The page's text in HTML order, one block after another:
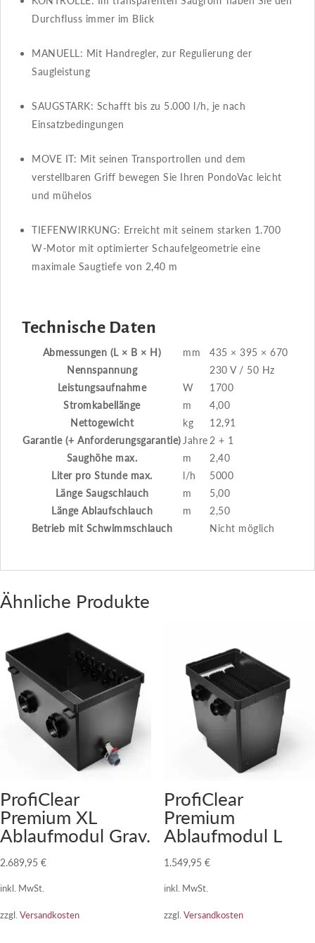
Durchfluss immer im Blick
MANUELL​​: Mit Handregler, zur Regulierung der
Saugleistung
SAUGSTARK​​: Schafft bis zu 5.000 l/h, je nach
Einsatzbedingungen
MOVE IT​​: Mit seinen Transportrollen und dem
verstellbaren Griff bewegen Sie Ihren PondoVac leicht
und mühelos
TIEFENWIRKUNG​​: Erreicht mit seinem starken 1.700
W-Motor mit optimierter Schaufelgeometrie eine
maximale Saugtiefe von 2,40 m
Technische Daten
Abmessungen (L × B × H) mm
435 × 395 × 670
Nennspannung
230 V / 50 Hz
Leistungsaufnahme
W
1700
Stromkabellänge
m
4,00
Nettogewicht
kg
12,91
Garantie (+ Anforderungsgarantie) Jahre 2 + 1
Saughöhe max.
m
2,40
Liter pro Stunde max.
l/h
5000
Länge Saugschlauch
m
5,00
Länge Ablaufschlauch
m
2,50
Betrieb mit Schwimmschlauch
Nicht möglich
Ähnliche Produkte
ProfiClear
Premium XL
Ablaufmodul Grav.
2.689,95 €
inkl. MwSt.
zzgl. Versandkosten
ProfiClear
Premium
Ablaufmodul L
1.549,95 €
inkl. MwSt.
zzgl. Versandkosten